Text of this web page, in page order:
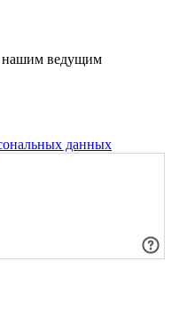
нашим ведущим
данных